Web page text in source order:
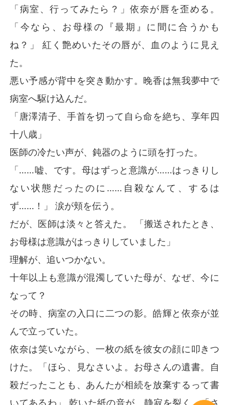
「病室、行ってみたら？」依奈が唇を歪める。
「今なら、お母様の『最期』に間に合うかも
ね？」 紅く艶めいたその唇が、血のように見え
た。
悪い予感が背中を突き動かす。晚香は無我夢中で
病室へ駆け込んだ。
「唐澤清子、手首を切って自ら命を絶ち、享年四
十八歳」
医師の冷たい声が、鈍器のように頭を打った。
「……嘘、です。母はずっと意識が……はっきりし
ない状態だったのに……自殺なんて、するは
ず……！」 涙が頬を伝う。
だが、医師は淡々と答えた。 「搬送されたとき、
お母様は意識がはっきりしていました」
理解が、追いつかない。
十年以上も意識が混濁していた母が、なぜ、今に
なって？
その時、病室の入口に二つの影。皓輝と依奈が並
んで立っていた。
依奈は笑いながら、一枚の紙を彼女の顔に叩きつ
けた。「ほら、見なさいよ。お母さんの遺書。自
殺だったことも、あんたが相続を放棄するって書
いてあるわ」 乾いた紙の音が、静寂を裂く。「さ